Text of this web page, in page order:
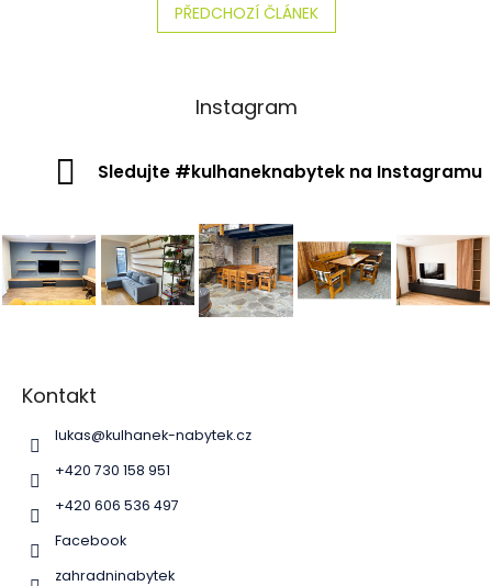
PŘEDCHOZÍ ČLÁNEK
Instagram
Sledujte #kulhaneknabytek na Instagramu
Kontakt
lukas@kulhanek-nabytek.cz
+420 730 158 951
+420 606 536 497
Facebook
zahradninabytek